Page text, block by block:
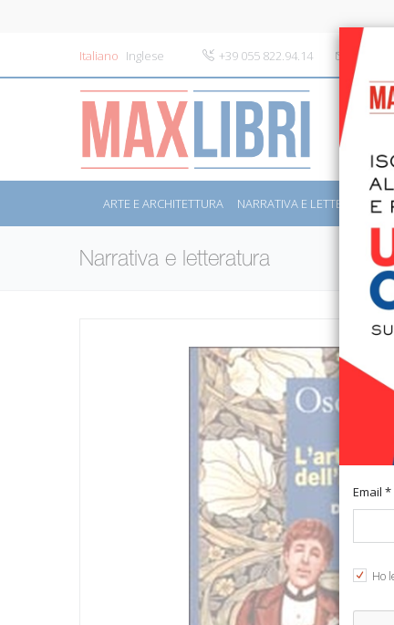
Italiano Inglese +39 055 822.94.14
ARTE E ARCHITETTURA NARRATIVA E LETTERATURA
Narrativa e letteratura
Email *
Ho